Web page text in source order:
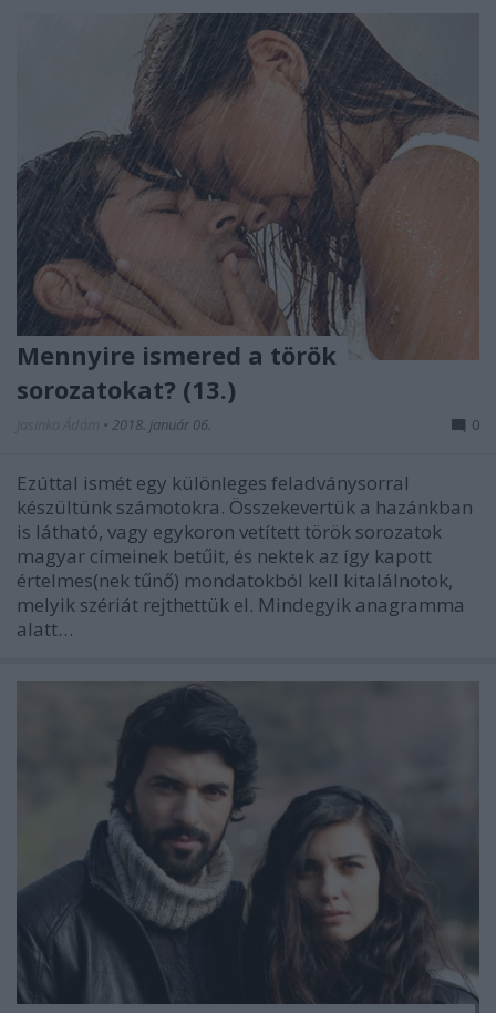
Mennyire ismered a török
sorozatokat? (13.)
• 2018. január 06. 0
Ezúttal ismét egy különleges feladványsorral
készültünk számotokra. Összekevertük a hazánkban
is látható, vagy egykoron vetített török sorozatok
magyar címeinek betűit, és nektek az így kapott
értelmes(nek tűnő) mondatokból kell kitalálnotok,
melyik szériát rejthettük el. Mindegyik anagramma
alatt…